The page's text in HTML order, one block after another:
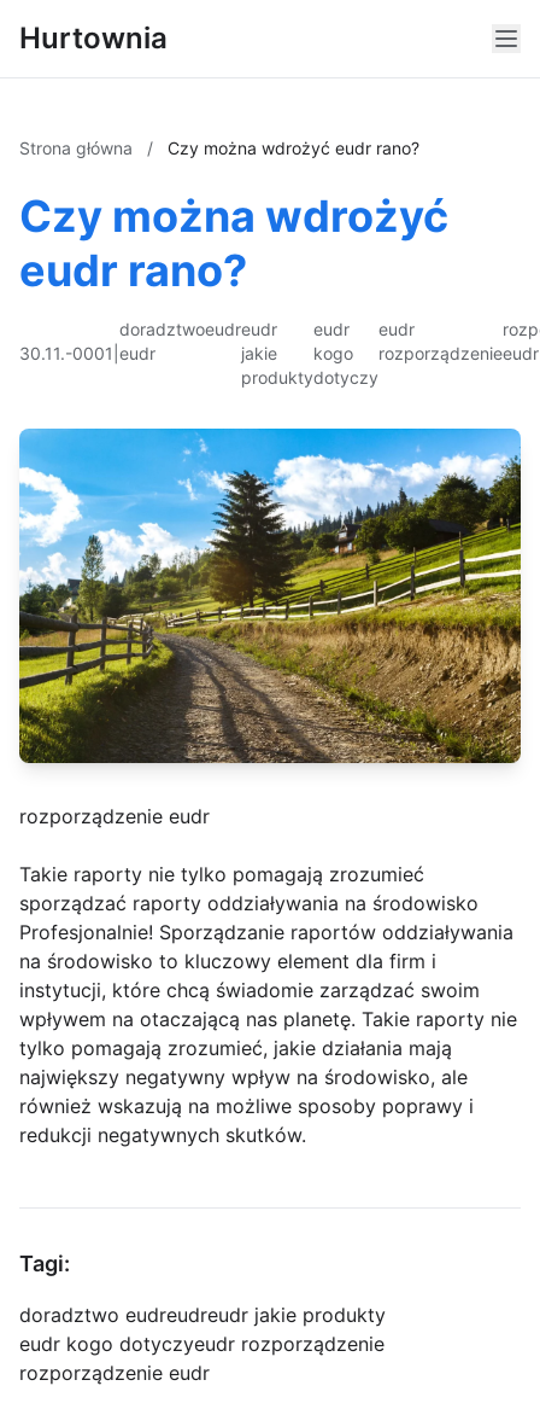
Hurtownia
Strona główna / Czy można wdrożyć eudr rano?
Czy można wdrożyć
eudr rano?
30.11.-0001
doradztwo
eudr
eudreudr
jakie
produkty
eudr
kogo
dotyczy
eudr
rozporządzenieeudr
rozporządzenie eudr
Takie raporty nie tylko pomagają zrozumieć
sporządzać raporty oddziaływania na środowisko
Profesjonalnie! Sporządzanie raportów oddziaływania
na środowisko to kluczowy element dla firm i
instytucji, które chcą świadomie zarządzać swoim
wpływem na otaczającą nas planetę. Takie raporty nie
tylko pomagają zrozumieć, jakie działania mają
największy negatywny wpływ na środowisko, ale
również wskazują na możliwe sposoby poprawy i
redukcji negatywnych skutków.
Tagi:
doradztwo eudreudreudr jakie produkty
eudr kogo dotyczyeudr rozporządzenie
rozporządzenie eudr